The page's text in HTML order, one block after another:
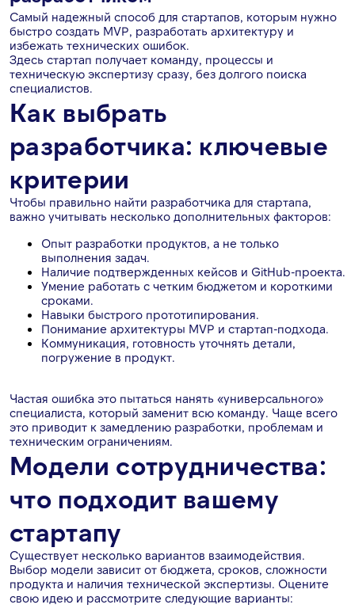
Самый надежный способ для стартапов, которым нужно
быстро создать MVP, разработать архитектуру и
избежать технических ошибок.
Здесь стартап получает команду, процессы и
техническую экспертизу сразу, без долгого поиска
специалистов.
Как выбрать
разработчика: ключевые
критерии
Чтобы правильно найти разработчика для стартапа,
важно учитывать несколько дополнительных факторов:
Опыт разработки продуктов, а не только
выполнения задач.
Наличие подтвержденных кейсов и GitHub-проекта.
Умение работать с четким бюджетом и короткими
сроками.
Навыки быстрого прототипирования.
Понимание архитектуры MVP и стартап-подхода.
Коммуникация, готовность уточнять детали,
погружение в продукт.
Частая ошибка это пытаться нанять «универсального»
специалиста, который заменит всю команду. Чаще всего
это приводит к замедлению разработки, проблемам и
техническим ограничениям.
Модели сотрудничества:
что подходит вашему
стартапу
Существует несколько вариантов взаимодействия.
Выбор модели зависит от бюджета, сроков, сложности
продукта и наличия технической экспертизы. Оцените
свою идею и рассмотрите следующие варианты: